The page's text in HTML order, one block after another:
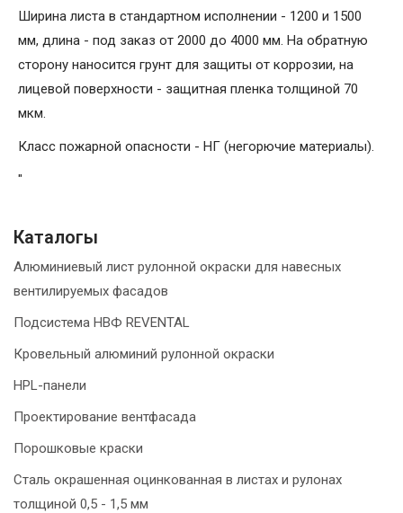
Ширина листа в стандартном исполнении - 1200 и 1500
мм, длина - под заказ от 2000 до 4000 мм. На обратную
сторону наносится грунт для защиты от коррозии, на
лицевой поверхности - защитная пленка толщиной 70
мкм.
Класс пожарной опасности - НГ (негорючие материалы).
"
Каталогы
Алюминиевый лист рулонной окраски для навесных
вентилируемых фасадов
Подсистема НВФ REVENTAL
Кровельный алюминий рулонной окраски
HPL-панели
Проектирование вентфасада
Порошковые краски
Сталь окрашенная оцинкованная в листах и рулонах
толщиной 0,5 - 1,5 мм